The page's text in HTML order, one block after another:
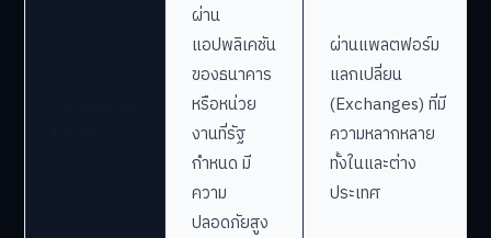
ผ่าน
แอปพลิเคชัน
ของธนาคาร
หรือหน่วย
งานที่รัฐ
กำหนด มี
ความ
ปลอดภัยสูง
ผ่านแพลตฟอร์ม
แลกเปลี่ยน
(Exchanges) ที่มี
ความหลากหลาย
ทั้งในและต่าง
ประเทศ